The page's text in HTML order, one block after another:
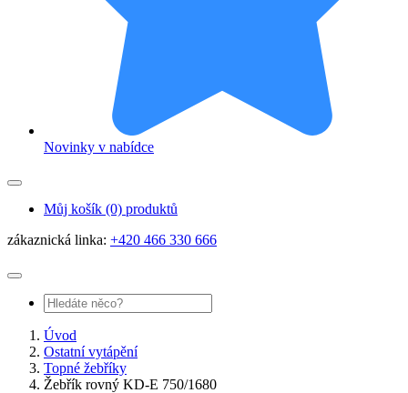
Novinky v nabídce
Můj košík (0) produktů
zákaznická linka: +420 466 330 666
Úvod
Ostatní vytápění
Topné žebříky
Žebřík rovný KD-E 750/1680